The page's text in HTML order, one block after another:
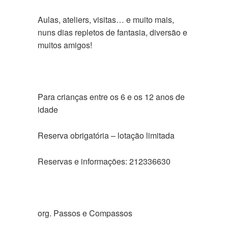
Aulas, ateliers, visitas… e muito mais,
nuns dias repletos de fantasia, diversão e
muitos amigos!
Para crianças entre os 6 e os 12 anos de
idade
Reserva obrigatória – lotação limitada
Reservas e informações: 212336630
org. Passos e Compassos